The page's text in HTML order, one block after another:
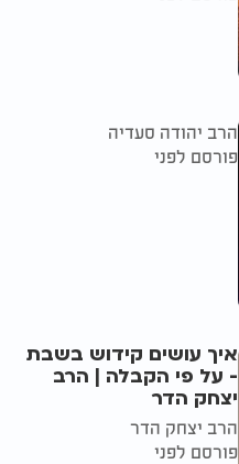
הרב יהודה סעדיה
פורסם לפני
איך עושים קידוש בשבת
- על פי הקבלה | הרב
יצחק הדר
הרב יצחק הדר
פורסם לפני